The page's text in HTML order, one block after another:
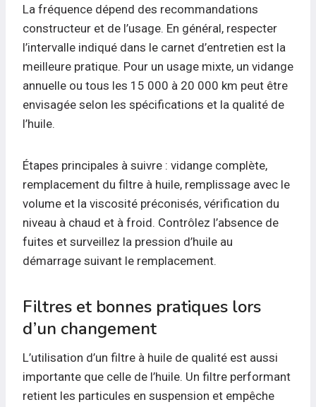
La fréquence dépend des recommandations
constructeur et de l’usage. En général, respecter
l’intervalle indiqué dans le carnet d’entretien est la
meilleure pratique. Pour un usage mixte, un vidange
annuelle ou tous les 15 000 à 20 000 km peut être
envisagée selon les spécifications et la qualité de
l’huile.
Étapes principales à suivre : vidange complète,
remplacement du filtre à huile, remplissage avec le
volume et la viscosité préconisés, vérification du
niveau à chaud et à froid. Contrôlez l’absence de
fuites et surveillez la pression d’huile au
démarrage suivant le remplacement.
Filtres et bonnes pratiques lors
d’un changement
L’utilisation d’un filtre à huile de qualité est aussi
importante que celle de l’huile. Un filtre performant
retient les particules en suspension et empêche